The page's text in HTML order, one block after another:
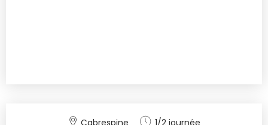
Cabrespine 1/2 journée